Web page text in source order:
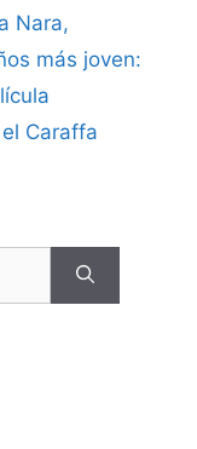
Nara,
más joven:
Caraffa